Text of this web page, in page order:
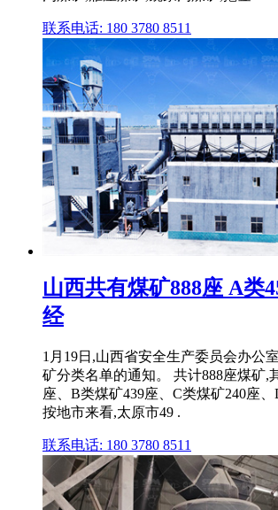
联系电话: 180 3780 8511
山西共有煤矿888座 A类
经
1月19日,山西省安全生产委员会办公
矿分类名单的通知。 共计888座煤矿,
座、B类煤矿439座、C类煤矿240座、
按地市来看,太原市49 .
联系电话: 180 3780 8511